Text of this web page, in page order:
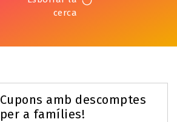
cerca
Cupons amb descomptes
per a famílies!